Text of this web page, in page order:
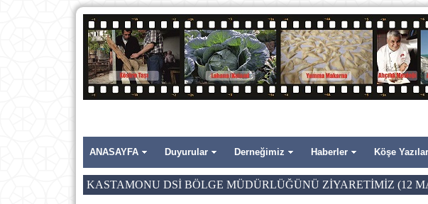
ANASAYFA Duyurular Derneğimiz Haberler Köşe
KASTAMONU DSİ BÖLGE MÜDÜRLÜĞÜNÜ ZİYARETİMİZ (12